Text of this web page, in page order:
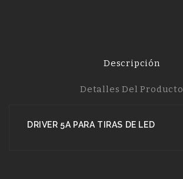
Descripción
Detalles Del Producto
DRIVER 5A PARA TIRAS DE LED